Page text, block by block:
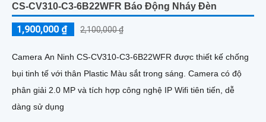
CS-CV310-C3-6B22WFR Báo Động Nháy Đèn
1,900,000 ₫ 2,100,000 ₫
Camera An Ninh CS-CV310-C3-6B22WFR được thiết kế chống
bụi tinh tế với thân Plastic Màu sắt trong sáng. Camera có độ
phân giải 2.0 MP và tích hợp công nghệ IP Wifi tiên tiến, dễ
dàng sử dụng